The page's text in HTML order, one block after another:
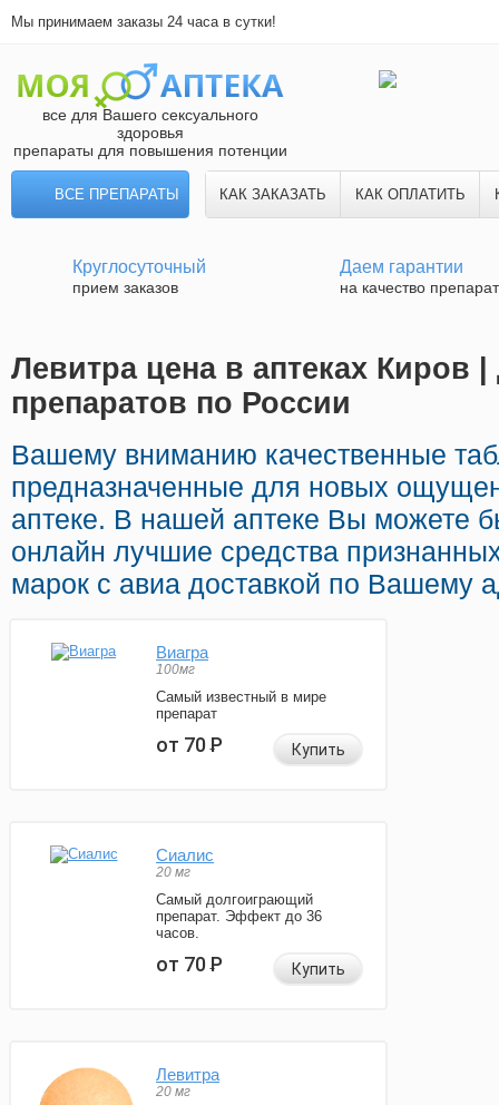
Мы принимаем заказы 24 часа в сутки!
все для Вашего сексуального
здоровья
препараты для повышения потенции
ВСЕ ПРЕПАРАТЫ КАК ЗАКАЗАТЬ КАК ОПЛАТИТЬ
Круглосуточный
прием заказов
Даем гарантии
на качество
Левитра цена в аптеках Киров |
препаратов по России
Вашему вниманию качественные
предназначенные для новых
аптеке. В нашей аптеке Вы можете
онлайн лучшие средства
марок с авиа доставкой по Вашему
Виагра
100мг
Самый известный в мире
препарат
от 70Р Купить
Сиалис
20 мг
Самый долгоиграющий
препарат. Эффект до 36
часов.
от 70Р Купить
Левитра
20 мг